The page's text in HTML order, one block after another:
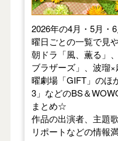
2026年の4月・5月・
曜日ごとの一覧で見
朝ドラ「風、薫る」
ブラザーズ」、波瑠
曜劇場「GIFT」のほ
3」などのBS＆
まとめ☆
作品の出演者、主題
リポートなどの情報